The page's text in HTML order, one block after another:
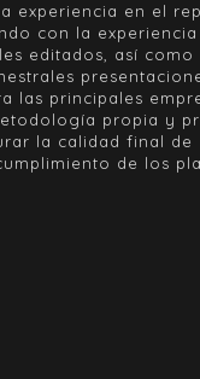
experiencia en el
con la
editados, así como
las principales
propia y
la calidad final de
de los